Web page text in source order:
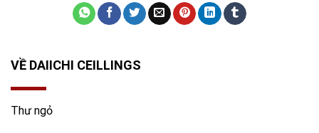
VỀ DAIICHI CEILLINGS
Thư ngỏ